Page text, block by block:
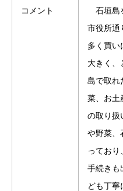
コメント
石垣島
市役所通
多く買い
大きく、
島で取れ
菜、お土
の取り扱
や野菜、
っており
手続きも
ども丁